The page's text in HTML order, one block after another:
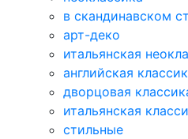
в скандинавском
арт-деко
итальянская
английская
дворцовая
итальянская
стильные